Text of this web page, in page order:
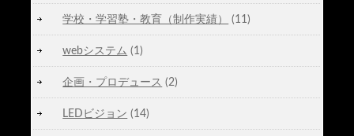
学校・学習塾・教育（制作実績） (11)
webシステム (1)
企画・プロデュース (2)
LEDビジョン (14)